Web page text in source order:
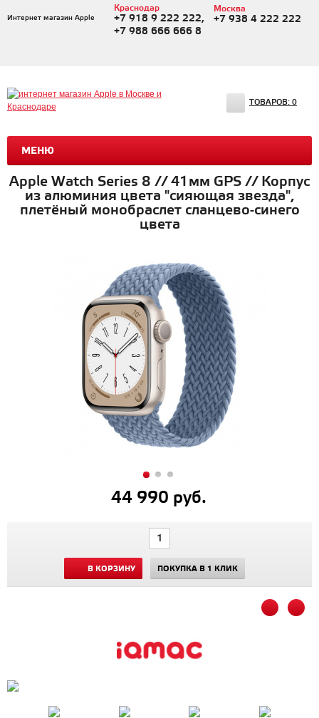
Интернет магазин Apple
Краснодар
+7 918 9 222 222,
+7 988 666 666 8
Москва
+7 938 4 222 222
МЕНЮ
ТОВАРОВ: 0
Apple Watch Series 8 // 41мм GPS // Корпус
из алюминия цвета "сияющая звезда",
плетёный монобраслет сланцево-синего
цвета
44 990 руб.
В КОРЗИНУ ПОКУПКА В 1 КЛИК